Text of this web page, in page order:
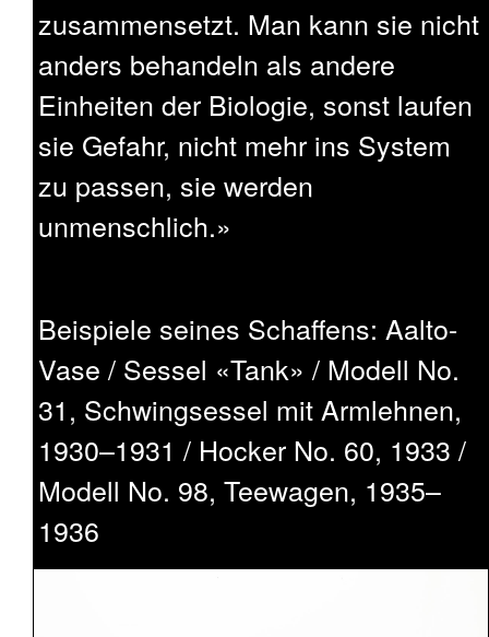
zusammensetzt. Man kann sie nicht
anders behandeln als andere
Einheiten der Biologie, sonst laufen
sie Gefahr, nicht mehr ins System
zu passen, sie werden
unmenschlich.»
Beispiele seines Schaffens: Aalto-
Vase / Sessel «Tank» / Modell No.
31, Schwingsessel mit Armlehnen,
1930–1931 / Hocker No. 60, 1933 /
Modell No. 98, Teewagen, 1935–
1936